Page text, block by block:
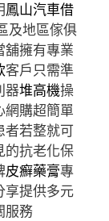
鳳山汽車借
及地區傢俱
舖擁有專業
客戶只需準
器堆高機操
網購超簡單
者若整就可
的抗老化保
皮癬藥膏專
享提供多元
服務